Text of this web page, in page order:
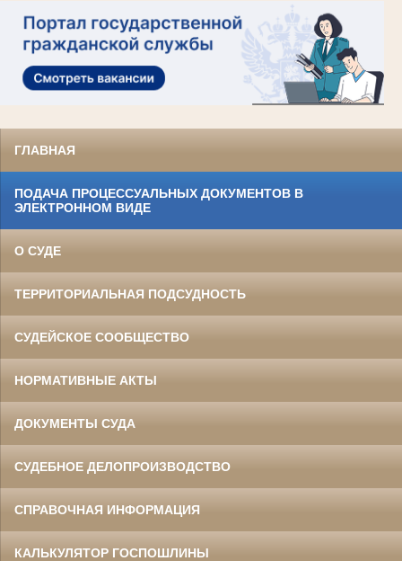
ГЛАВНАЯ
ПОДАЧА ПРОЦЕССУАЛЬНЫХ ДОКУМЕНТОВ В
ЭЛЕКТРОННОМ ВИДЕ
О СУДЕ
ТЕРРИТОРИАЛЬНАЯ ПОДСУДНОСТЬ
СУДЕЙСКОЕ СООБЩЕСТВО
НОРМАТИВНЫЕ АКТЫ
ДОКУМЕНТЫ СУДА
СУДЕБНОЕ ДЕЛОПРОИЗВОДСТВО
СПРАВОЧНАЯ ИНФОРМАЦИЯ
КАЛЬКУЛЯТОР ГОСПОШЛИНЫ